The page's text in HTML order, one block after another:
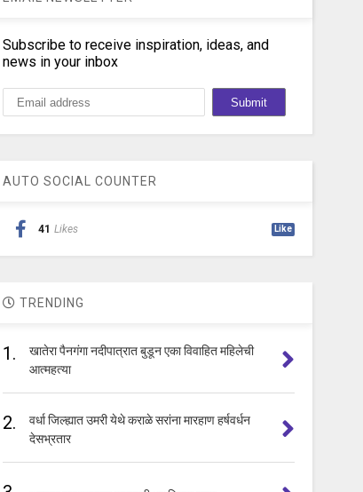
Subscribe to receive inspiration, ideas, and
news in your inbox
AUTO SOCIAL COUNTER
41 Likes Like
TRENDING
1.
खातेरा पैनगंगा नदीपात्रात बुडून एका विवाहित महिलेची
आत्महत्या
2.
वर्धा जिल्ह्यात उमरी येथे कराळे सरांना मारहाण हर्षवर्धन
देसभ्रतार